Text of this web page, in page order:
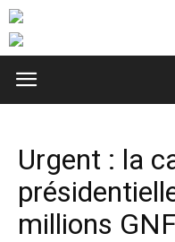
Urgent : la
millions GNF